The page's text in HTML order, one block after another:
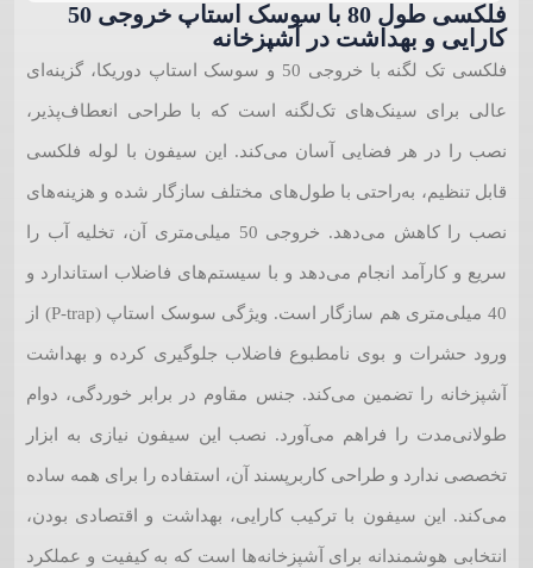
فلکسی طول 80 با سوسک استاپ خروجی 50
کارایی و بهداشت در آشپزخانه
فلکسی تک لگنه با خروجی 50 و سوسک استاپ دوریکا، گزینه‌ای
عالی برای سینک‌های تک‌لگنه است که با طراحی انعطاف‌پذیر،
نصب را در هر فضایی آسان می‌کند. این سیفون با لوله فلکسی
قابل تنظیم، به‌راحتی با طول‌های مختلف سازگار شده و هزینه‌های
نصب را کاهش می‌دهد. خروجی 50 میلی‌متری آن، تخلیه آب را
سریع و کارآمد انجام می‌دهد و با سیستم‌های فاضلاب استاندارد و
40 میلی‌متری هم سازگار است. ویژگی سوسک استاپ (P-trap) از
ورود حشرات و بوی نامطبوع فاضلاب جلوگیری کرده و بهداشت
آشپزخانه را تضمین می‌کند. جنس مقاوم در برابر خوردگی، دوام
طولانی‌مدت را فراهم می‌آورد. نصب این سیفون نیازی به ابزار
تخصصی ندارد و طراحی کاربرپسند آن، استفاده را برای همه ساده
می‌کند. این سیفون با ترکیب کارایی، بهداشت و اقتصادی بودن،
انتخابی هوشمندانه برای آشپزخانه‌ها است که به کیفیت و عملکرد